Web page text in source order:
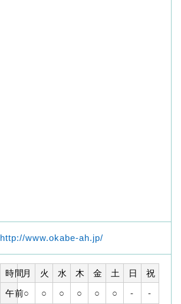
http://www.okabe-ah.jp/
時間月 火 水 木 金 土 日
祝
午前○ ○ ○ ○ ○ ○ - -